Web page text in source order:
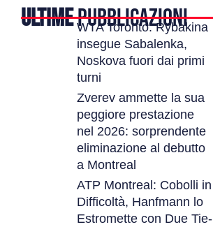
ULTIMEPUBBLICAZIONI
WTA Toronto: Rybakina
insegue Sabalenka,
Noskova fuori dai primi
turni
Zverev ammette la sua
peggiore prestazione
nel 2026: sorprendente
eliminazione al debutto
a Montreal
ATP Montreal: Cobolli in
Difficoltà, Hanfmann lo
Estromette con Due Tie-